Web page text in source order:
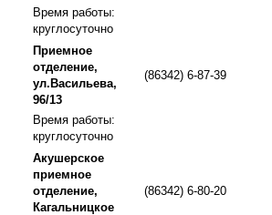
Время работы:
круглосуточно
Приемное
отделение,
ул.Васильева,
96/13
(86342) 6-87-39
Время работы:
круглосуточно
Акушерское
приемное
отделение,
Кагальницкое
(86342) 6-80-20